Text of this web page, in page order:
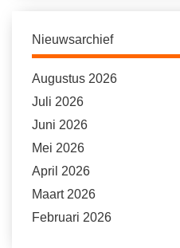
Nieuwsarchief
Augustus 2026
Juli 2026
Juni 2026
Mei 2026
April 2026
Maart 2026
Februari 2026